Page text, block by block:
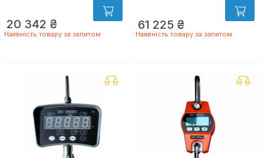
20 342 ₴
Наявність товару за запитом
61 225 ₴
Наявність товару за запитом